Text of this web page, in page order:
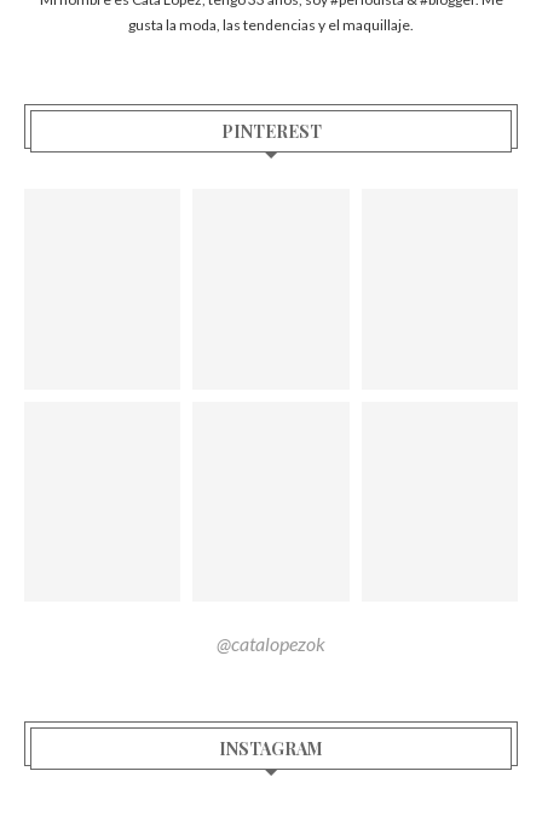
gusta la moda, las tendencias y el maquillaje.
PINTEREST
@catalopezok
INSTAGRAM